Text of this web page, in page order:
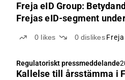
Freja eID Group:
Frejas eID-segment
0 likes 0 dislikes
Regulatoriskt pressmeddelande
Kallelse till årsstämma i